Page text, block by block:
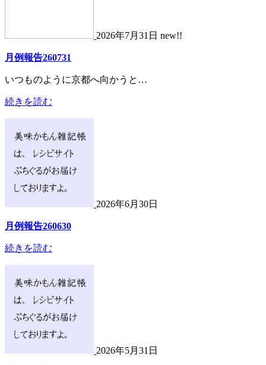
2026年7月31日 new!!
月例報告260731
いつものように京都へ向かうと…
続きを読む
2026年6月30日
月例報告260630
続きを読む
2026年5月31日